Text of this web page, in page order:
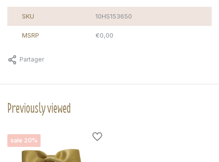
SKU 10HS153650
MSRP €0,00
Partager
Previously viewed
sale 20%